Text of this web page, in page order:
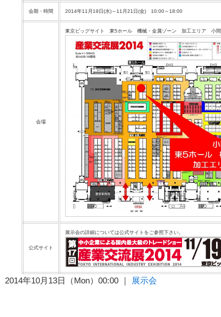
会期・時間 2014年11月19日(水)～11月21日(金) 10:00～18:00
会場
東京ビッグサイト 東5ホール 機械・金属ゾーン 加工エリア 小
公式サイト
展示会の詳細については公式サイトをご参照下さい。
2014年10月13日（Mon）00:00 ｜ 展示会